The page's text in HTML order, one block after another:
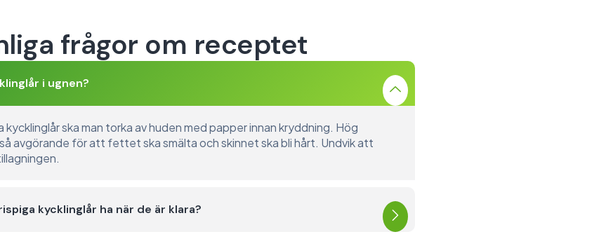
frågor om receptet
i ugnen?
kycklinglår ska man torka av huden med papper innan kryddning. Hög
avgörande för att fettet ska smälta och skinnet ska bli hårt. Undvik att
kycklinglår ha när de är klara?